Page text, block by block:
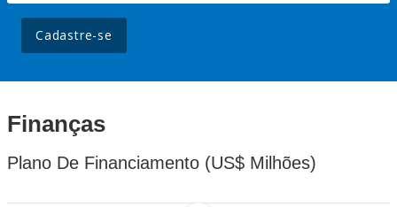
Cadastre-se
Finanças
Plano De Financiamento (US$ Milhões)